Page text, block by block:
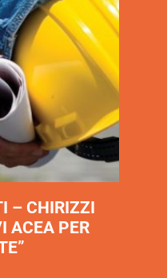
– CHIRIZZI
ACEA PER